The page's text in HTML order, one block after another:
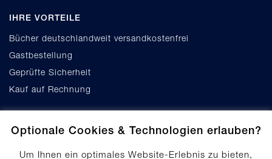
Optionale Cookies & Technologien erlauben?
Um Ihnen ein optimales Website-Erlebnis zu bieten,
IHRE VORTEILE
Bücher deutschlandweit versandkostenfrei
Gastbestellung
Geprüfte Sicherheit
Kauf auf Rechnung